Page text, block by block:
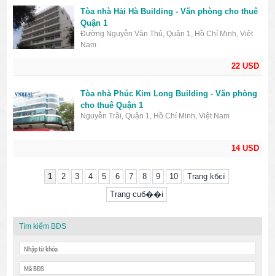
22 USD
Tòa nhà Hải Hà Building - Văn phòng cho thuê
Quận 1
Đường Nguyễn Văn Thủ, Quận 1, Hồ Chí Minh, Việt
Nam
14 USD
Tòa nhà Phúc Kim Long Building - Văn phòng
cho thuê Quận 1
Nguyễn Trãi, Quận 1, Hồ Chí Minh, Việt Nam
1 2 3 4 5 6 7 8 9 10
Trang kбєї
Trang cuб��i
Tìm kiếm BĐS